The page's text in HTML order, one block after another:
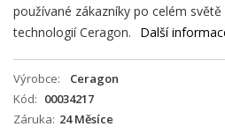
používané zákazníky po celém
technologií Ceragon.
Další
Výrobce
Ceragon
Kód
00034217
Záruka 24 Měsíce